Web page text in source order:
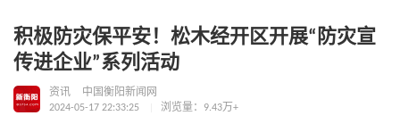
积极防灾保平安！松木经开区开展“防灾宣
传进企业”系列活动
资讯
中国衡阳新闻网
2024-05-17 22:33:25
浏览量：9.43万+